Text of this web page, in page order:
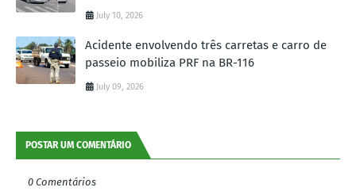
July 10, 2026
Acidente envolvendo três carretas e carro de
passeio mobiliza PRF na BR-116
July 09, 2026
POSTAR UM COMENTÁRIO
0 Comentários